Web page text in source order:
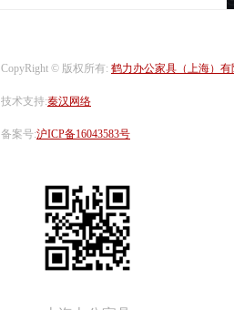
CopyRight © 版权所有: 鹤力办公家具（上海）有
技术支持:秦汉网络
备案号:沪ICP备16043583号